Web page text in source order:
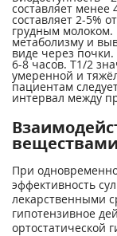
составляет
составляет 2-5%
грудным молоком.
метаболизму и
виде через
6-8 часов. Т1/2
умеренной и
пациентам
интервал между
веществами
При
эффективность
лекарственными
гипотензивное
ортостатической